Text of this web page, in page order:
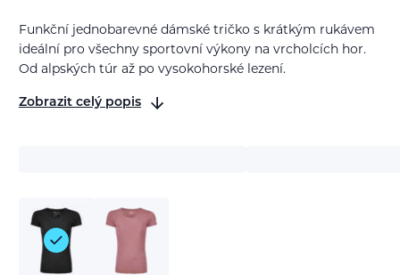
Funkční jednobarevné dámské tričko s krátkým rukávem
ideální pro všechny sportovní výkony na vrcholcích hor.
Od alpských túr až po vysokohorské lezení.
Zobrazit celý popis